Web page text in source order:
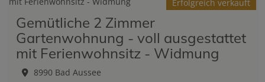
Erfolgreich verkauft
Gemütliche 2 Zimmer
Gartenwohnung - voll ausgestattet
mit Ferienwohnsitz - Widmung
8990 Bad Aussee